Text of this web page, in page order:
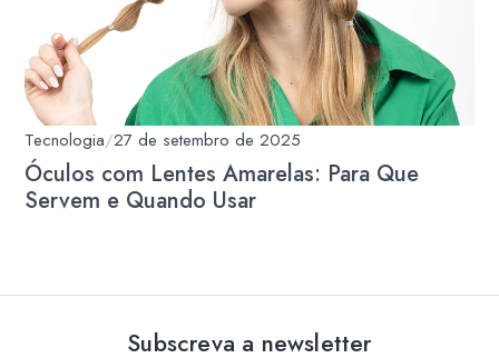
Tecnologia/27 de setembro de 2025
Óculos com Lentes Amarelas: Para Que
Servem e Quando Usar
Subscreva a newsletter